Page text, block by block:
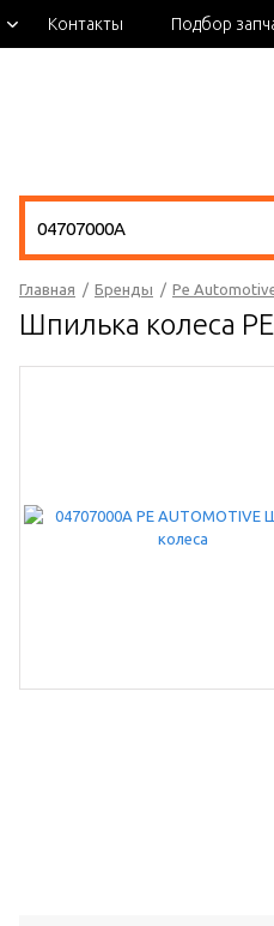
Контакты Подбор
Главная / Бренды / Pe
Шпилька колеса